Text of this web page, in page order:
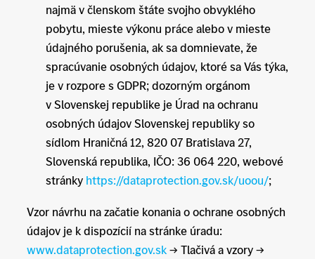
najmä v členskom štáte svojho obvyklého
pobytu, mieste výkonu práce alebo v mieste
údajného porušenia, ak sa domnievate, že
spracúvanie osobných údajov, ktoré sa Vás týka,
je v rozpore s GDPR; dozorným orgánom
v Slovenskej republike je Úrad na ochranu
osobných údajov Slovenskej republiky so
sídlom Hraničná 12, 820 07 Bratislava 27,
Slovenská republika, IČO: 36 064 220, webové
stránky https://dataprotection.gov.sk/uoou/;
Vzor návrhu na začatie konania o ochrane osobných
údajov je k dispozícií na stránke úradu:
www.dataprotection.gov.sk→ Tlačivá a vzory →